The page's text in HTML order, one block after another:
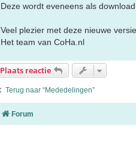
Deze wordt eveneens als
Veel plezier met deze nieuwe versie
Het team van CoHa.nl
Plaats reactie
Terug naar “Mededelingen”
Forum